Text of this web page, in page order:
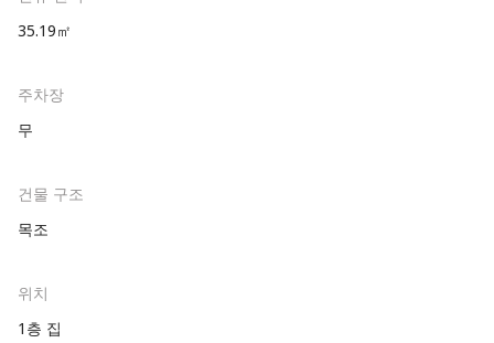
35.19㎡
주차장
무
건물 구조
목조
위치
1층 집